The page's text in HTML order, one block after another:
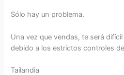
Sólo hay un problema.
Una vez que vendas, te será
debido a los estrictos controles
Tailandia